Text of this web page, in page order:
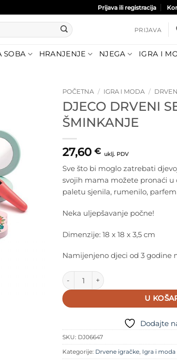
Prijava ili registracija
PRIJAVA
SOBA HRANJENJE NJEGA IGRA I
POČETNA / IGRA I MODA /
DJECO DRVENI
ŠMINKANJE
27,60 € uklj. PDV
Sve što bi moglo zatrebati
svojih mama možete pronaći u
paletu sjenila, rumenilo,
Neka uljepšavanje počne!
Dimenzije: 18 x 18 x 3,5 cm
Namijenjeno djeci od 3 godine
Djeco Drveni set za šminkanje
U
Dodajte
SKU: DJ06647
Kategorije: Drvene igračke, Igra i moda